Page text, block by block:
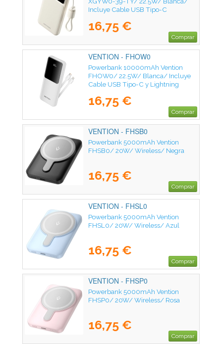
Incluye Cable USB Tipo-C
16,75 €
Comprar
VENTION - FHOW0
Powerbank 10000mAh Vention
FHOW0/ 22.5W/ Blanca/ Incluye
Cable USB Tipo-C y Lightning
16,75 €
Comprar
VENTION - FHSB0
Powerbank 5000mAh Vention
FHSB0/ 20W/ Wireless/ Negra
16,75 €
Comprar
VENTION - FHSL0
Powerbank 5000mAh Vention
FHSL0/ 20W/ Wireless/ Azul
16,75 €
Comprar
VENTION - FHSP0
Powerbank 5000mAh Vention
FHSP0/ 20W/ Wireless/ Rosa
16,75 €
Comprar